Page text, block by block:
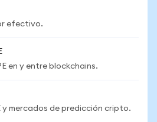
efectivo.
en y entre blockchains.
y mercados de predicción cripto.